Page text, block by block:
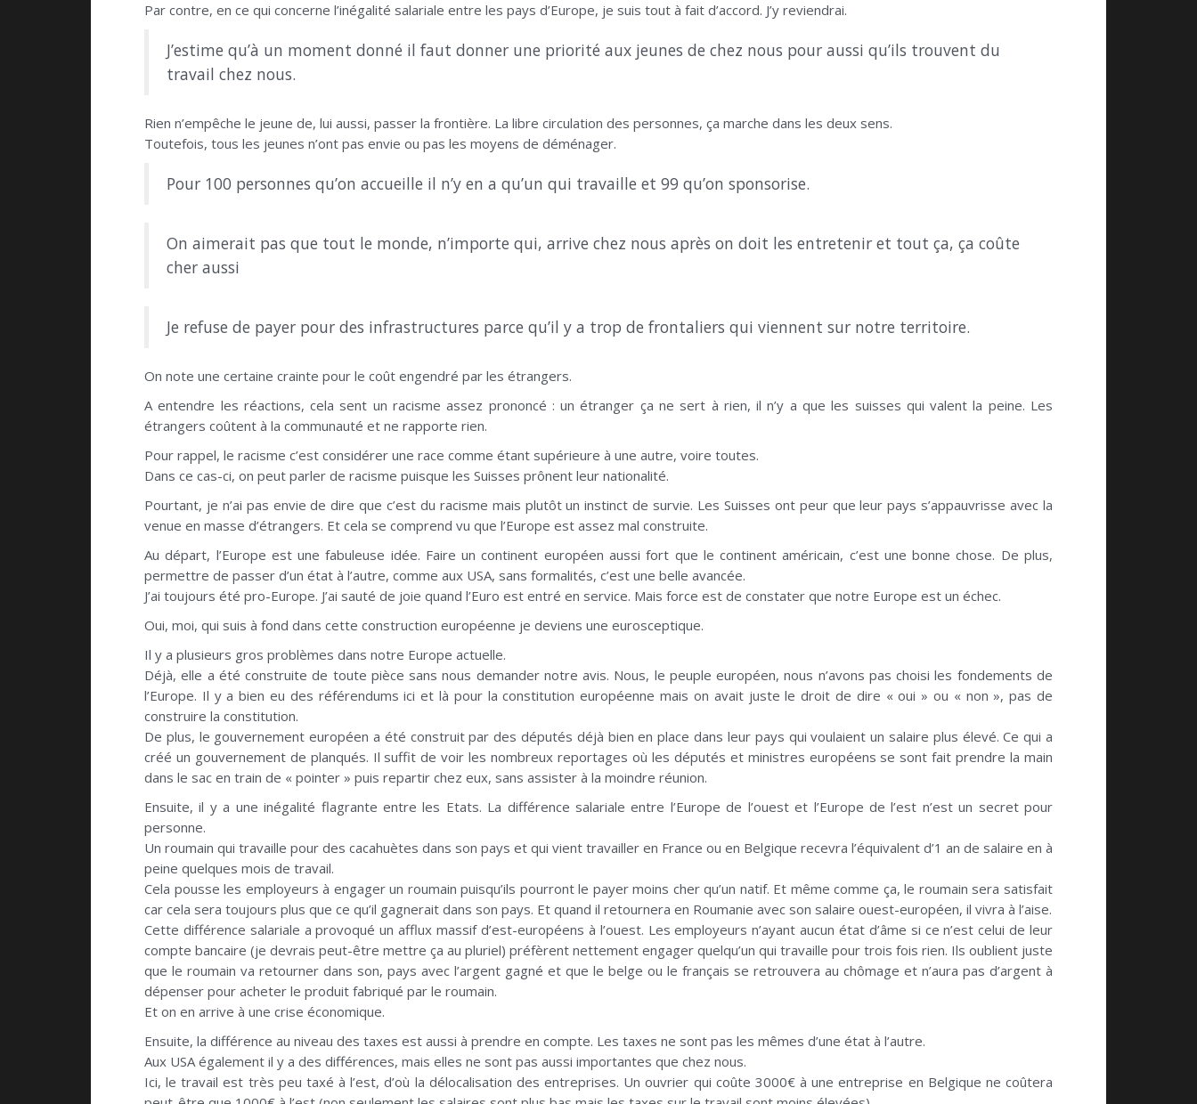
Par contre, en ce qui concerne l’inégalité salariale entre les pays d’Europe, je suis tout à fait d’accord. J’y reviendrai.
J’estime qu’à un moment donné il faut donner une priorité aux jeunes de chez nous pour aussi qu’ils trouvent du
travail chez nous.
Rien n’empêche le jeune de, lui aussi, passer la frontière. La libre circulation des personnes, ça marche dans les deux sens.
Toutefois, tous les jeunes n’ont pas envie ou pas les moyens de déménager.
Pour 100 personnes qu’on accueille il n’y en a qu’un qui travaille et 99 qu’on sponsorise.
On aimerait pas que tout le monde, n’importe qui, arrive chez nous après on doit les entretenir et tout ça, ça coûte
cher aussi
Je refuse de payer pour des infrastructures parce qu’il y a trop de frontaliers qui viennent sur notre territoire.
On note une certaine crainte pour le coût engendré par les étrangers.
A entendre les réactions, cela sent un racisme assez prononcé : un étranger ça ne sert à rien, il n’y a que les suisses qui valent la peine. Les
étrangers coûtent à la communauté et ne rapporte rien.
Pour rappel, le racisme c’est considérer une race comme étant supérieure à une autre, voire toutes.
Dans ce cas-ci, on peut parler de racisme puisque les Suisses prônent leur nationalité.
Pourtant, je n’ai pas envie de dire que c’est du racisme mais plutôt un instinct de survie. Les Suisses ont peur que leur pays s’appauvrisse avec la
venue en masse d’étrangers. Et cela se comprend vu que l’Europe est assez mal construite.
Au départ, l’Europe est une fabuleuse idée. Faire un continent européen aussi fort que le continent américain, c’est une bonne chose. De plus,
permettre de passer d’un état à l’autre, comme aux USA, sans formalités, c’est une belle avancée.
J’ai toujours été pro-Europe. J’ai sauté de joie quand l’Euro est entré en service. Mais force est de constater que notre Europe est un échec.
Oui, moi, qui suis à fond dans cette construction européenne je deviens une eurosceptique.
Il y a plusieurs gros problèmes dans notre Europe actuelle.
Déjà, elle a été construite de toute pièce sans nous demander notre avis. Nous, le peuple européen, nous n’avons pas choisi les fondements de
l’Europe. Il y a bien eu des référendums ici et là pour la constitution européenne mais on avait juste le droit de dire « oui » ou « non », pas de
construire la constitution.
De plus, le gouvernement européen a été construit par des députés déjà bien en place dans leur pays qui voulaient un salaire plus élevé. Ce qui a
créé un gouvernement de planqués. Il suffit de voir les nombreux reportages où les députés et ministres européens se sont fait prendre la main
dans le sac en train de « pointer » puis repartir chez eux, sans assister à la moindre réunion.
Ensuite, il y a une inégalité flagrante entre les Etats. La différence salariale entre l’Europe de l’ouest et l’Europe de l’est n’est un secret pour
personne.
Un roumain qui travaille pour des cacahuètes dans son pays et qui vient travailler en France ou en Belgique recevra l’équivalent d’1 an de salaire en à
peine quelques mois de travail.
Cela pousse les employeurs à engager un roumain puisqu’ils pourront le payer moins cher qu’un natif. Et même comme ça, le roumain sera satisfait
car cela sera toujours plus que ce qu’il gagnerait dans son pays. Et quand il retournera en Roumanie avec son salaire ouest-européen, il vivra à l’aise.
Cette différence salariale a provoqué un afflux massif d’est-européens à l’ouest. Les employeurs n’ayant aucun état d’âme si ce n’est celui de leur
compte bancaire (je devrais peut-être mettre ça au pluriel) préfèrent nettement engager quelqu’un qui travaille pour trois fois rien. Ils oublient juste
que le roumain va retourner dans son, pays avec l’argent gagné et que le belge ou le français se retrouvera au chômage et n’aura pas d’argent à
dépenser pour acheter le produit fabriqué par le roumain.
Et on en arrive à une crise économique.
Ensuite, la différence au niveau des taxes est aussi à prendre en compte. Les taxes ne sont pas les mêmes d’une état à l’autre.
Aux USA également il y a des différences, mais elles ne sont pas aussi importantes que chez nous.
Ici, le travail est très peu taxé à l’est, d’où la délocalisation des entreprises. Un ouvrier qui coûte 3000€ à une entreprise en Belgique ne coûtera